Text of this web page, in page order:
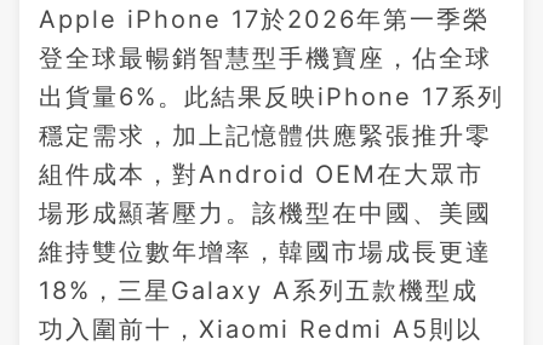
Apple iPhone 17於2026年第一季榮
登全球最暢銷智慧型手機寶座，佔全球
出貨量6%。此結果反映iPhone 17系列
穩定需求，加上記憶體供應緊張推升零
組件成本，對Android OEM在大眾市
場形成顯著壓力。該機型在中國、美國
維持雙位數年增率，韓國市場成長更達
18%，三星Galaxy A系列五款機型成
功入圍前十，Xiaomi Redmi A5則以